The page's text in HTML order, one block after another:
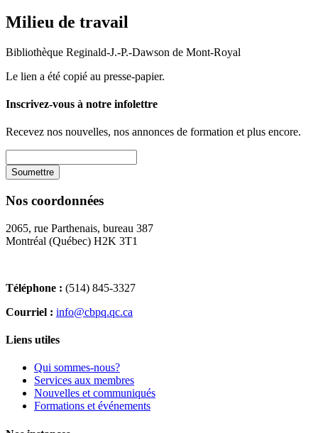
Milieu de travail
Bibliothèque Reginald-J.-P.-Dawson de Mont-Royal
Le lien a été copié au presse-papier.
Inscrivez-vous à notre infolettre
Recevez nos nouvelles, nos annonces de formation et plus encore.
Nos coordonnées
2065, rue Parthenais, bureau 387
Montréal (Québec) H2K 3T1
Téléphone : (514) 845-3327
Courriel : info@cbpq.qc.ca
Liens utiles
Qui sommes-nous?
Services aux membres
Nouvelles et communiqués
Formations et événements